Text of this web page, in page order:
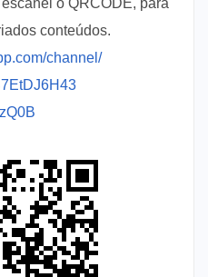
o QRCODE, para
conteúdos.
channel/